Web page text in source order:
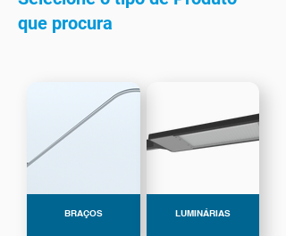
que procura
BRAÇOS LUMINÁRIAS